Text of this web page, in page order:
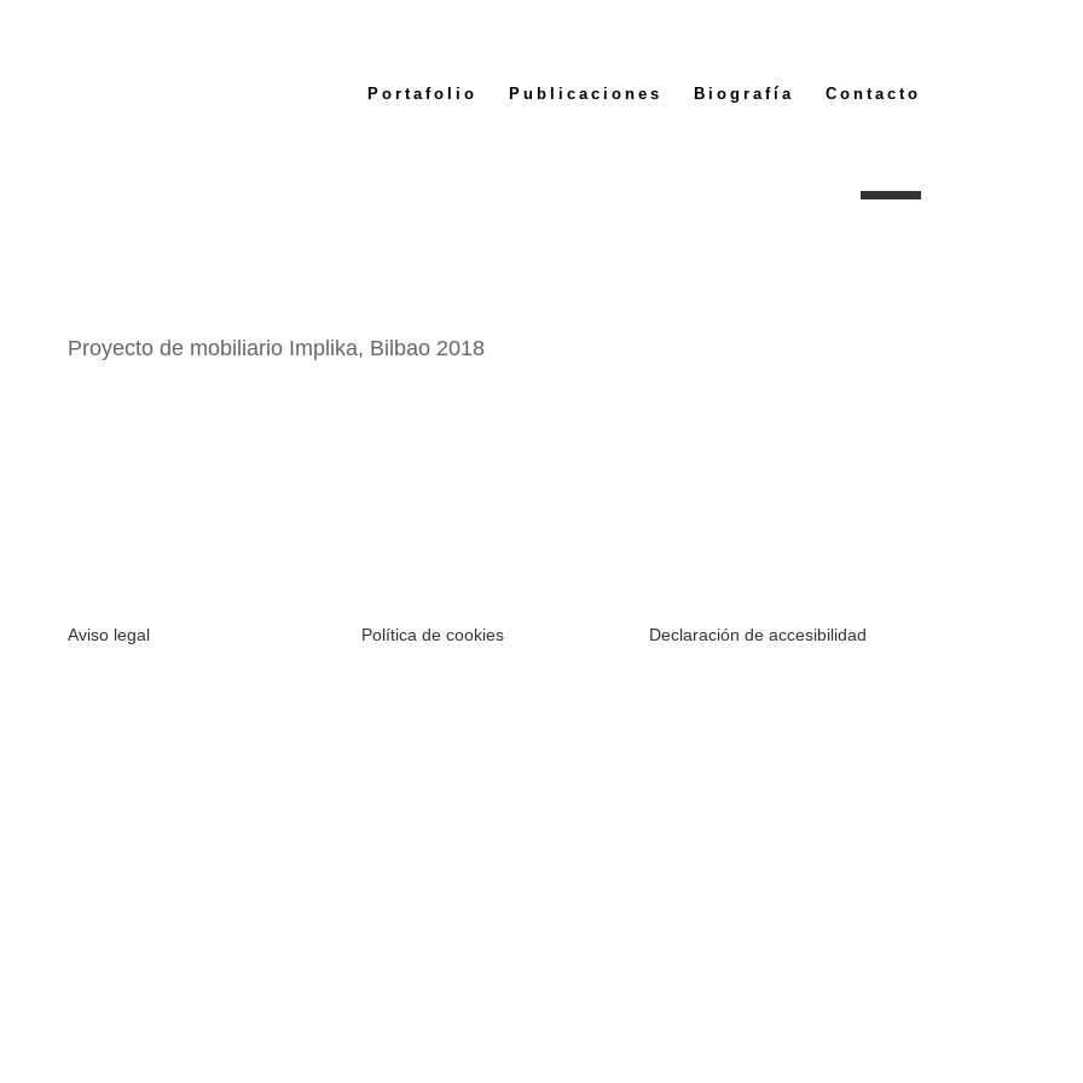
Portafolio Publicaciones Biografía Contacto
Proyecto de mobiliario Implika, Bilbao 2018
Aviso legal Política de cookies Declaración de accesibilidad